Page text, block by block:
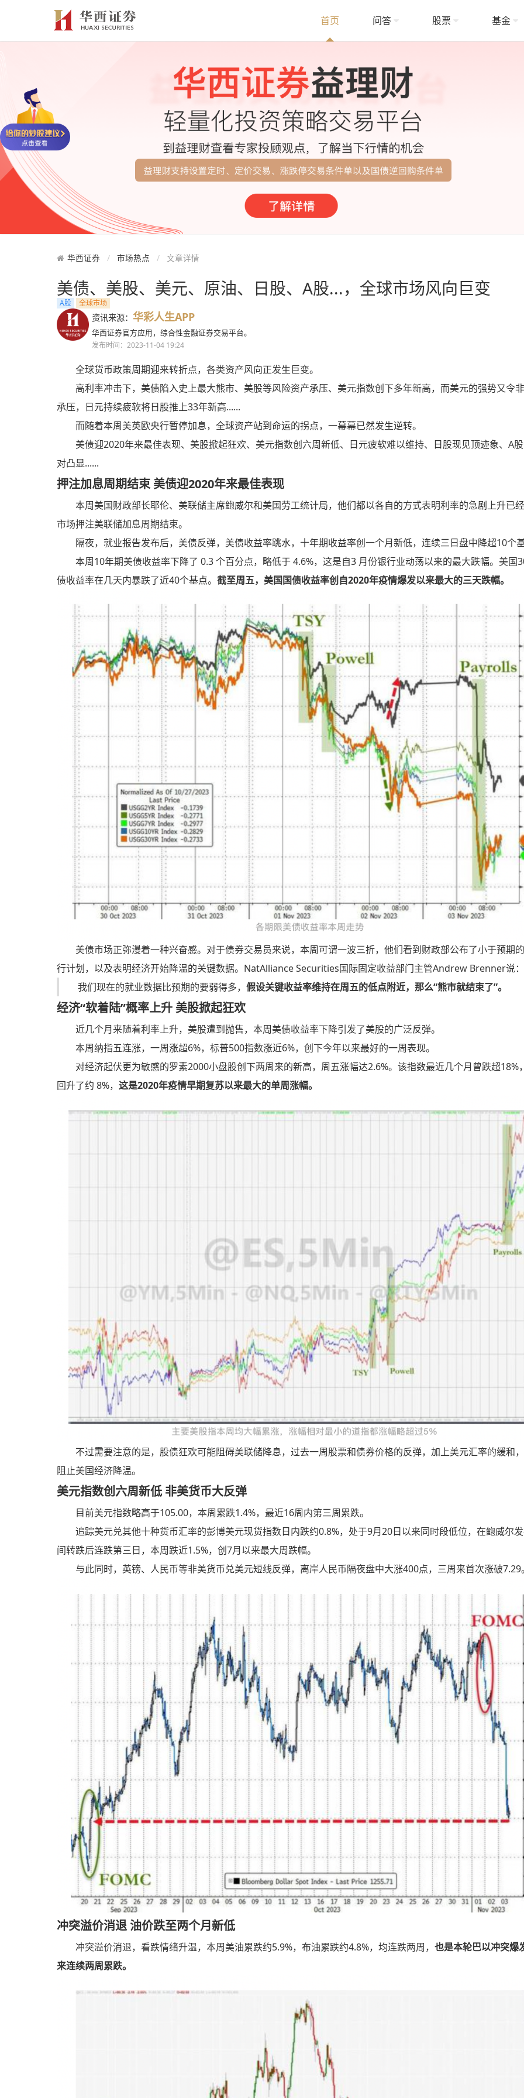
首页 问答 股票 基金
华西证券 市场热点 文章详情
美债、美股、美元、原油、日股、A股...，全球市场风向巨变
A股 全球市场
资讯来源： 华彩人生APP
华西证券官方应用，综合性金融证券交易平台。
发布时间：2023-11-04 19:24
全球货币政策周期迎来转折点，各类资产风向正发生巨变。
高利率冲击下，美债陷入史上最大熊市、美股等风险资产承压、美元指数创下多年新高，而美元的强势又令
承压，日元持续疲软将日股推上33年新高......
而随着本周美英欧央行暂停加息，全球资产站到命运的拐点，一幕幕已然发生逆转。
美债迎2020年来最佳表现、美股掀起狂欢、美元指数创六周新低、日元疲软难以维持、日股现见顶迹象、A
对凸显......
押注加息周期结束 美债迎2020年来最佳表现
本周美国财政部长耶伦、美联储主席鲍威尔和美国劳工统计局，他们都以各自的方式表明利率的急剧上升已
市场押注美联储加息周期结束。
隔夜，就业报告发布后，美债反弹，美债收益率跳水，十年期收益率创一个月新低，连续三日盘中降超10个
本周10年期美债收益率下降了 0.3 个百分点，略低于 4.6%，这是自3 月份银行业动荡以来的最大跌幅。美国
债收益率在几天内暴跌了近40个基点。 截至周五，美国国债收益率创自2020年疫情爆发以来最大的三天跌幅。
美债市场正弥漫着一种兴奋感。对于债券交易员来说，本周可谓一波三折，他们看到财政部公布了小于预期
行计划，以及表明经济开始降温的关键数据。NatAlliance Securities国际固定收益部门主管Andrew Brenner说：
我们现在的就业数据比预期的要弱得多， 假设关键收益率维持在周五的低点附近，那么“熊市就结束了”。
经济“软着陆”概率上升 美股掀起狂欢
近几个月来随着利率上升，美股遭到抛售，本周美债收益率下降引发了美股的广泛反弹。
本周纳指五连涨，一周涨超6%，标普500指数涨近6%，创下今年以来最好的一周表现。
对经济起伏更为敏感的罗素2000小盘股创下两周来的新高，周五涨幅达2.6%。该指数最近几个月曾跌超18%
回升了约 8%， 这是2020年疫情早期复苏以来最大的单周涨幅。
不过需要注意的是，股债狂欢可能阻碍美联储降息，过去一周股票和债券价格的反弹，加上美元汇率的缓和
阻止美国经济降温。
美元指数创六周新低 非美货币大反弹
目前美元指数略高于105.00，本周累跌1.4%，最近16周内第三周累跌。
追踪美元兑其他十种货币汇率的彭博美元现货指数日内跌约0.8%，处于9月20日以来同时段低位，在鲍威尔
间转跌后连跌第三日，本周跌近1.5%，创7月以来最大周跌幅。
与此同时，英镑、人民币等非美货币兑美元短线反弹，离岸人民币隔夜盘中大涨400点，三周来首次涨破7.29
冲突溢价消退 油价跌至两个月新低
冲突溢价消退，看跌情绪升温，本周美油累跌约5.9%，布油累跌约4.8%，均连跌两周， 也是本轮巴以冲突爆
来连续两周累跌。